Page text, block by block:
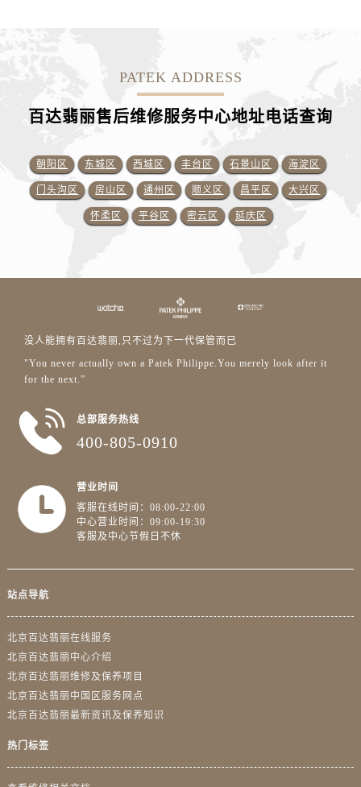
PATEK ADDRESS
百达翡丽售后维修服务中心地址电话查询
朝阳区 东城区 西城区 丰台区 石景山区 海淀区
门头沟区 房山区 通州区 顺义区 昌平区 大兴区
怀柔区 平谷区 密云区 延庆区
没人能拥有百达翡丽,只不过为下一代保管而已
"You never actually own a Patek Philippe.You merely look after it
for the next.”
总部服务热线
400-805-0910
营业时间
客服在线时间：08:00-22:00
中心营业时间：09:00-19:30
客服及中心节假日不休
站点导航
北京百达翡丽在线服务
北京百达翡丽中心介绍
北京百达翡丽维修及保养项目
北京百达翡丽中国区服务网点
北京百达翡丽最新资讯及保养知识
热门标签